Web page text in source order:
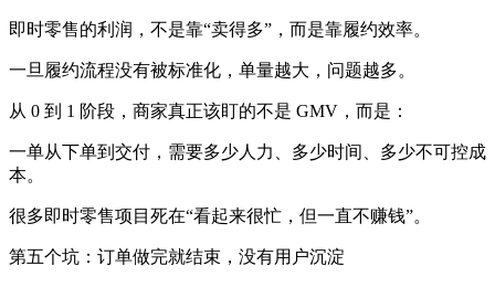
即时零售的利润，不是靠“卖得多”，而是靠履约效率。
一旦履约流程没有被标准化，单量越大，问题越多。
从 0 到 1 阶段，商家真正该盯的不是 GMV，而是：
一单从下单到交付，需要多少人力、多少时间、多少不可控成
本。
很多即时零售项目死在“看起来很忙，但一直不赚钱”。
第五个坑：订单做完就结束，没有用户沉淀